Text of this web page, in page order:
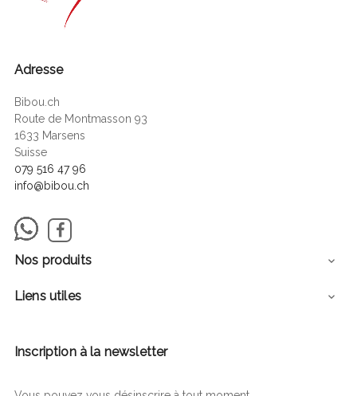
Adresse
Bibou.ch
Route de Montmasson 93
1633 Marsens
Suisse
079 516 47 96
info@bibou.ch
Nos produits 
Liens utiles 
Inscription à la newsletter